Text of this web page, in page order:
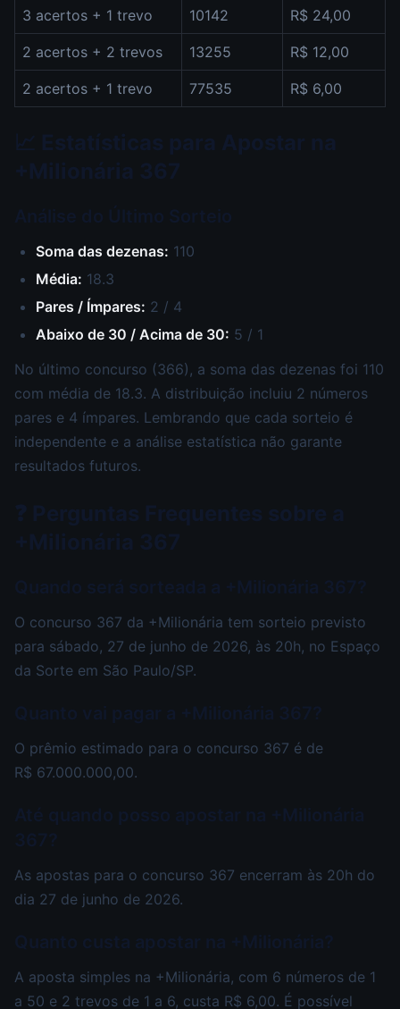
3 acertos + 1 trevo 10142 R$ 24,00
2 acertos + 2 trevos 13255 R$ 12,00
2 acertos + 1 trevo 77535 R$ 6,00
Soma das dezenas: 110
Média: 18.3
Pares / Ímpares: 2 / 4
Abaixo de 30 / Acima de 30: 5 / 1
No último concurso (366), a soma das dezenas foi 110
com média de 18.3. A distribuição incluiu 2 números
pares e 4 ímpares. Lembrando que cada sorteio é
independente e a análise estatística não garante
resultados futuros.
O concurso 367 da +Milionária tem sorteio previsto
para sábado, 27 de junho de 2026, às 20h, no Espaço
da Sorte em São Paulo/SP.
O prêmio estimado para o concurso 367 é de
R$ 67.000.000,00.
As apostas para o concurso 367 encerram às 20h do
dia 27 de junho de 2026.
A aposta simples na +Milionária, com 6 números de 1
a 50 e 2 trevos de 1 a 6, custa R$ 6,00. É possível